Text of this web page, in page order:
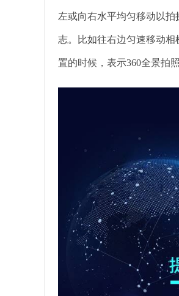
左或向右水平均匀移动以
志。比如往右边匀速移动
置的时候，表示360全景拍